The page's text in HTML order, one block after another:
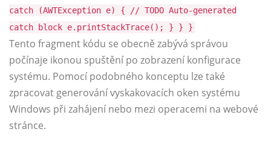
catch (AWTException e) { // TODO Auto-generated
catch block e.printStackTrace(); } } }
Tento fragment kódu se obecně zabývá správou
počínaje ikonou spuštění po zobrazení konfigurace
systému. Pomocí podobného konceptu lze také
zpracovat generování vyskakovacích oken systému
Windows při zahájení nebo mezi operacemi na webové
stránce.